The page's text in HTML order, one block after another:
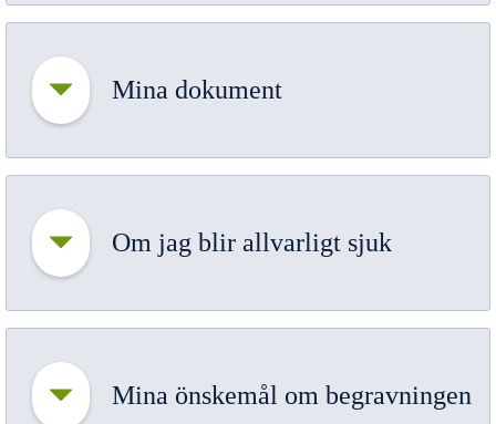
Mina dokument
Om jag blir allvarligt sjuk
Mina önskemål om begravningen